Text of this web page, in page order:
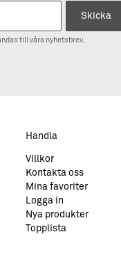
Skicka
till våra nyhetsbrev.
Handla
Villkor
Kontakta oss
Mina favoriter
Logga in
Nya produkter
Topplista